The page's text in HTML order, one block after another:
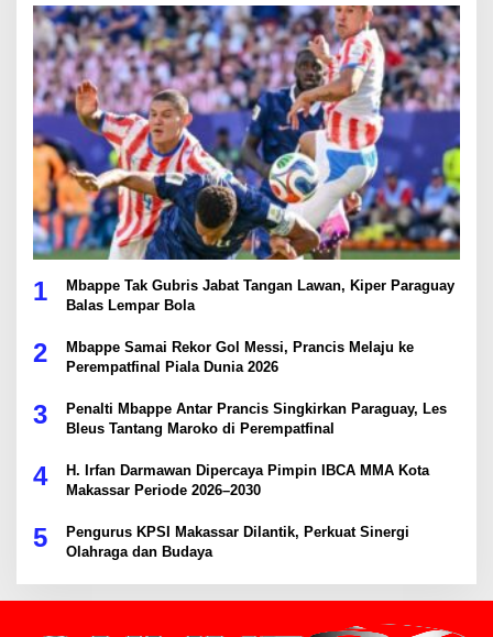
1
Mbappe Tak Gubris Jabat Tangan Lawan, Kiper Paraguay
Balas Lempar Bola
2
Mbappe Samai Rekor Gol Messi, Prancis Melaju ke
Perempatfinal Piala Dunia 2026
3
Penalti Mbappe Antar Prancis Singkirkan Paraguay, Les
Bleus Tantang Maroko di Perempatfinal
4
H. Irfan Darmawan Dipercaya Pimpin IBCA MMA Kota
Makassar Periode 2026–2030
5
Pengurus KPSI Makassar Dilantik, Perkuat Sinergi
Olahraga dan Budaya